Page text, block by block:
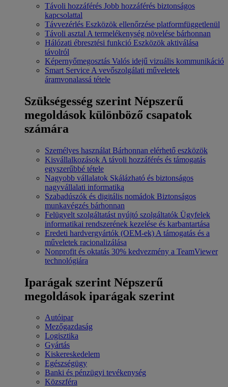
Távoli hozzáférés Jobb hozzáférés biztonságos
kapcsolattal
Távvezérlés Eszközök ellenőrzése platformfüggetlenül
Távoli asztal A termelékenység növelése bárhonnan
Hálózati ébresztési funkció Eszközök aktiválása
távolról
Képernyőmegosztás Valós idejű vizuális kommunikáció
Smart Service A vevőszolgálati műveletek
áramvonalassá tétele
Szükségesség szerint Népszerű
megoldások különböző csapatok
számára
Személyes használat Bárhonnan elérhető eszközök
Kisvállalkozások A távoli hozzáférés és támogatás
egyszerűbbé tétele
Nagyobb vállalatok Skálázható és biztonságos
nagyvállalati informatika
Szabadúszók és digitális nomádok Biztonságos
munkavégzés bárhonnan
Felügyelt szolgáltatást nyújtó szolgáltatók Ügyfelek
informatikai rendszerének kezelése és karbantartása
Eredeti hardvergyártók (OEM-ek) A támogatás és a
műveletek racionalizálása
Nonprofit és oktatás 30% kedvezmény a TeamViewer
technológiára
Iparágak szerint Népszerű
megoldások iparágak szerint
Autóipar
Mezőgazdaság
Logisztika
Gyártás
Kiskereskedelem
Egészségügy
Banki és pénzügyi tevékenység
Közszféra